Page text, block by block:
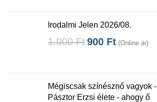
Irodalmi Jelen 2026/08.
1.000Ft900 Ft (Online ár)
Mégiscsak színésznő vagyok -
Pásztor Erzsi élete - ahogy ő